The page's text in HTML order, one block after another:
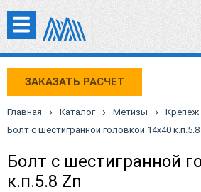
ЗАКАЗАТЬ РАСЧЕТ
Главная › Каталог › Метизы › Крепеж
Болт с шестигранной головкой 14х40 к.п.5.8
Болт с шестигранной
к.п.5.8 Zn